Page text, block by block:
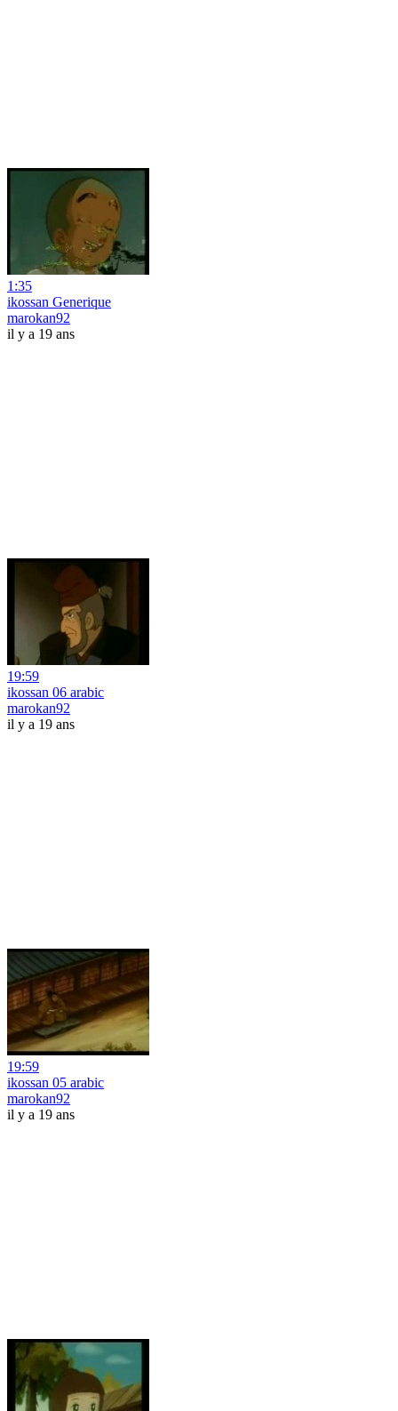
1:35
ikossan Generique
marokan92
il y a 19 ans
19:59
ikossan 06 arabic
marokan92
il y a 19 ans
19:59
ikossan 05 arabic
marokan92
il y a 19 ans